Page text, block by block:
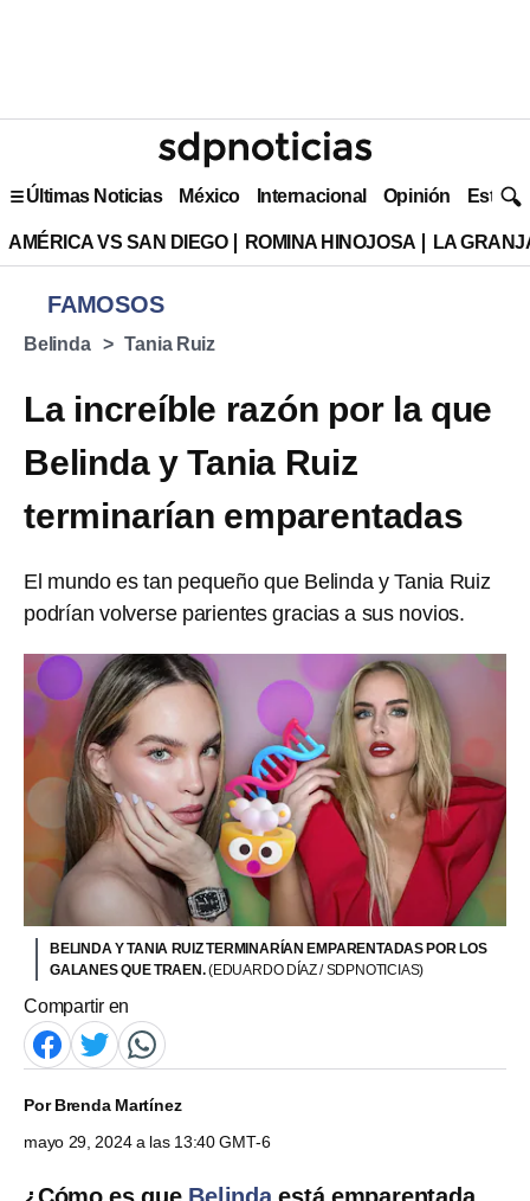
Últimas Noticias México Internacional Opinión Estilo
AMÉRICA VS SAN DIEGO ROMINA HINOJOSA LA
FAMOSOS
Belinda Tania Ruiz
La increíble razón por la que
Belinda y Tania Ruiz
terminarían emparentadas
El mundo es tan pequeño que Belinda y Tania Ruiz
podrían volverse parientes gracias a sus novios.
BELINDA Y TANIA RUIZ TERMINARÍAN EMPARENTADAS POR LOS
GALANES QUE TRAEN.(EDUARDO DÍAZ / SDPNOTICIAS)
Compartir en
PorBrenda Martínez
mayo 29, 2024 a las 13:40 GMT-6